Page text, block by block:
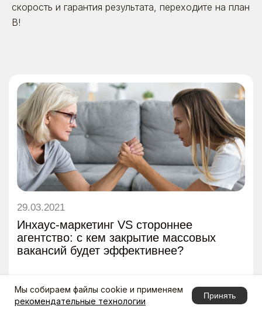
Мы собираем файлы cookie и применяем
рекомендательные технологии
Принять
скорость и гарантия результата, переходите на план
B!